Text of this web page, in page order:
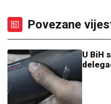
Povezane
U BiH